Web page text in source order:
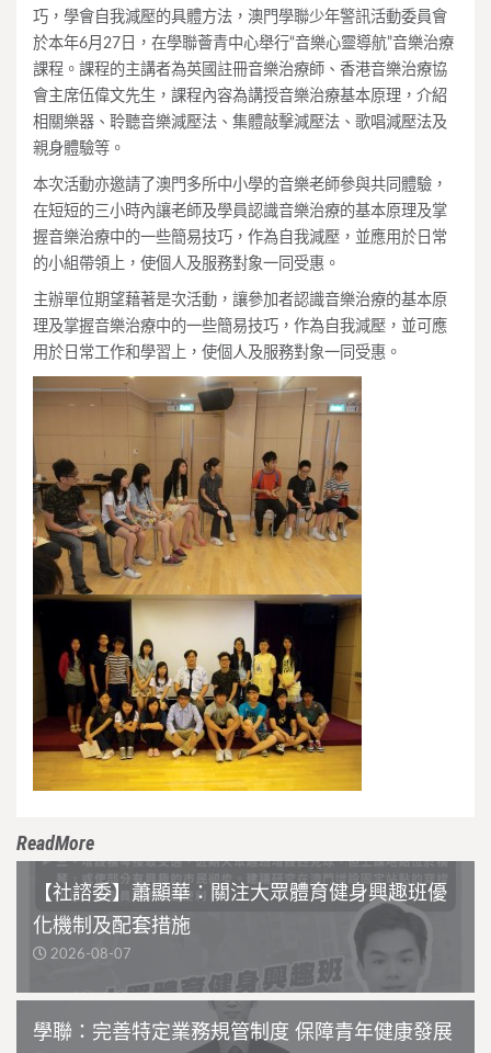
巧，學會自我減壓的具體方法，澳門學聯少年警訊活動委員會
於本年6月27日，在學聯薈青中心舉行“音樂心靈導航”音樂治療
課程。課程的主講者為英國註冊音樂治療師、香港音樂治療協
會主席伍偉文先生，課程內容為講授音樂治療基本原理，介紹
相關樂器、聆聽音樂減壓法、集體敲擊減壓法、歌唱減壓法及
親身體驗等。
本次活動亦邀請了澳門多所中小學的音樂老師參與共同體驗，
在短短的三小時內讓老師及學員認識音樂治療的基本原理及掌
握音樂治療中的一些簡易技巧，作為自我減壓，並應用於日常
的小組帶領上，使個人及服務對象一同受惠。
主辦單位期望藉著是次活動，讓參加者認識音樂治療的基本原
理及掌握音樂治療中的一些簡易技巧，作為自我減壓，並可應
用於日常工作和學習上，使個人及服務對象一同受惠。
ReadMore
【社諮委】蕭顯華：關注大眾體育健身興趣班優
化機制及配套措施
2026-08-07
學聯：完善特定業務規管制度 保障青年健康發展